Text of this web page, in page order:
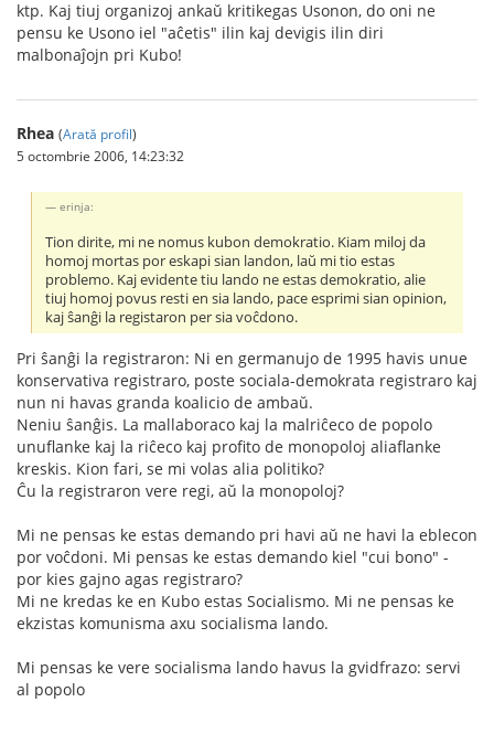
ktp. Kaj tiuj organizoj ankaŭ kritikegas Usonon, do oni ne
pensu ke Usono iel "aĉetis" ilin kaj devigis ilin diri
malbonaĵojn pri Kubo!
Rhea (Arată profil)
5 octombrie 2006, 14:23:32
erinja:
Tion dirite, mi ne nomus kubon demokratio. Kiam miloj da
homoj mortas por eskapi sian landon, laŭ mi tio estas
problemo. Kaj evidente tiu lando ne estas demokratio, alie
tiuj homoj povus resti en sia lando, pace esprimi sian opinion,
kaj ŝanĝi la registaron per sia voĉdono.
Pri ŝanĝi la registraron: Ni en germanujo de 1995 havis unue
konservativa registraro, poste sociala-demokrata registraro kaj
nun ni havas granda koalicio de ambaŭ.
Neniu ŝanĝis. La mallaboraco kaj la malriĉeco de popolo
unuflanke kaj la riĉeco kaj profito de monopoloj aliaflanke
kreskis. Kion fari, se mi volas alia politiko?
Ĉu la registraron vere regi, aŭ la monopoloj?
Mi ne pensas ke estas demando pri havi aŭ ne havi la eblecon
por voĉdoni. Mi pensas ke estas demando kiel "cui bono" -
por kies gajno agas registraro?
Mi ne kredas ke en Kubo estas Socialismo. Mi ne pensas ke
ekzistas komunisma axu socialisma lando.
Mi pensas ke vere socialisma lando havus la gvidfrazo: servi
al popolo